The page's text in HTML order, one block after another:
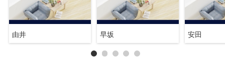
由井 早坂 安田